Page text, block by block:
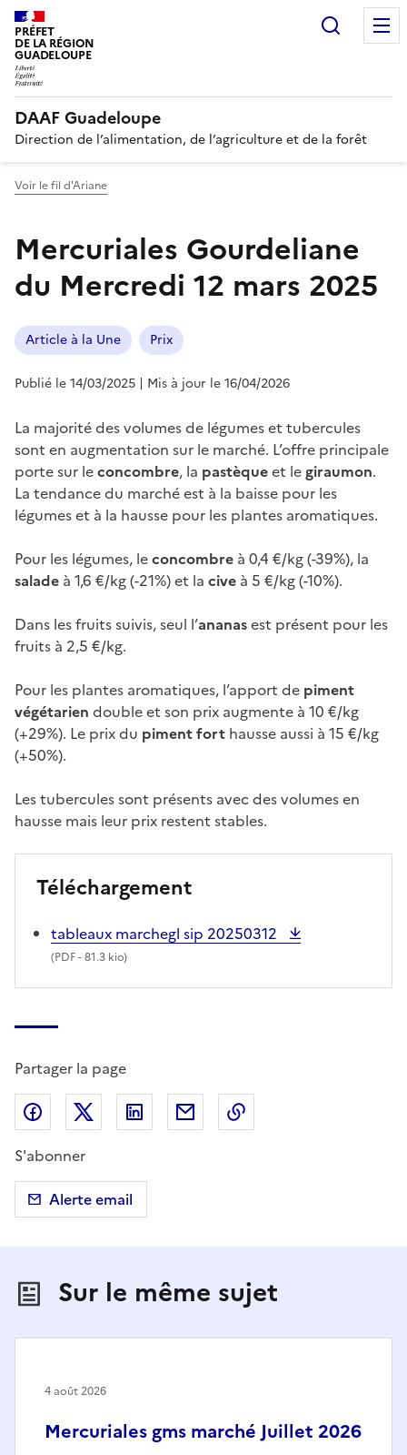
PRÉFET
DE LA RÉGION
GUADELOUPE
DAAF Guadeloupe
Direction de l’alimentation, de l’agriculture et de la forêt
Voir le fil d'Ariane
Mercuriales Gourdeliane
du Mercredi 12 mars 2025
Article à la Une Prix
Publié le 14/03/2025 | Mis à jour le 16/04/2026
La majorité des volumes de légumes et tubercules
sont en augmentation sur le marché. L’offre principale
porte sur leconcombre, la pastèqueet le giraumon.
La tendance du marché est à la baisse pour les
légumes et à la hausse pour les plantes aromatiques.
Pour les légumes, leconcombre à 0,4 €/kg (-39%), la
salade à 1,6 €/kg (-21%) et la cive à 5 €/kg (-10%).
Dans les fruits suivis, seul l’ananasest présent pour les
fruits à 2,5 €/kg.
Pour les plantes aromatiques, l’apport de piment
végétarien double et son prix augmente à 10 €/kg
(+29%). Le prix du piment fort hausse aussi à 15 €/kg
(+50%).
Les tubercules sont présents avec des volumes en
hausse mais leur prix restent stables.
Téléchargement
tableaux marchegl sip 20250312
(PDF- 81.3 kio)
Partager la page
Partager sur Facebook
Partager sur X (anciennement Twitter)
Partager sur LinkedIn
Partager par email
S'abonner
Alerte email
Sur le même sujet
Mercuriales gms marché Juillet 2026
4 août 2026